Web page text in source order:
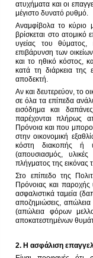
ατυχήματα και οι
μέγιστο δυνατό ρυθμό.
Αναμφίβολα το κύριο
βρίσκεται στο
υγείας του
επιβάρυνση των
και το ηθικό κόστος,
κατά τη διάρκεια της
αποδεκτή.
Αν και δευτερεύον, το
σε όλα τα επίπεδα
εισόδημα και
παρέχονται πλήρως
Πρόνοια και που
στην οικονομική
κόστη διακοπής ή
(απουσιασμός,
πλήγματος της εικόνας
Στο επίπεδο της
Πρόνοιας και παροχής
ασφαλιστικά ταμεία
αποζημιώσεις,
(απώλεια φόρων
αποκατεστημένων
2. Η ασφάλιση